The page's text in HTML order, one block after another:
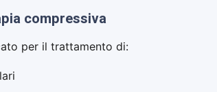
compressiva
per il trattamento di: